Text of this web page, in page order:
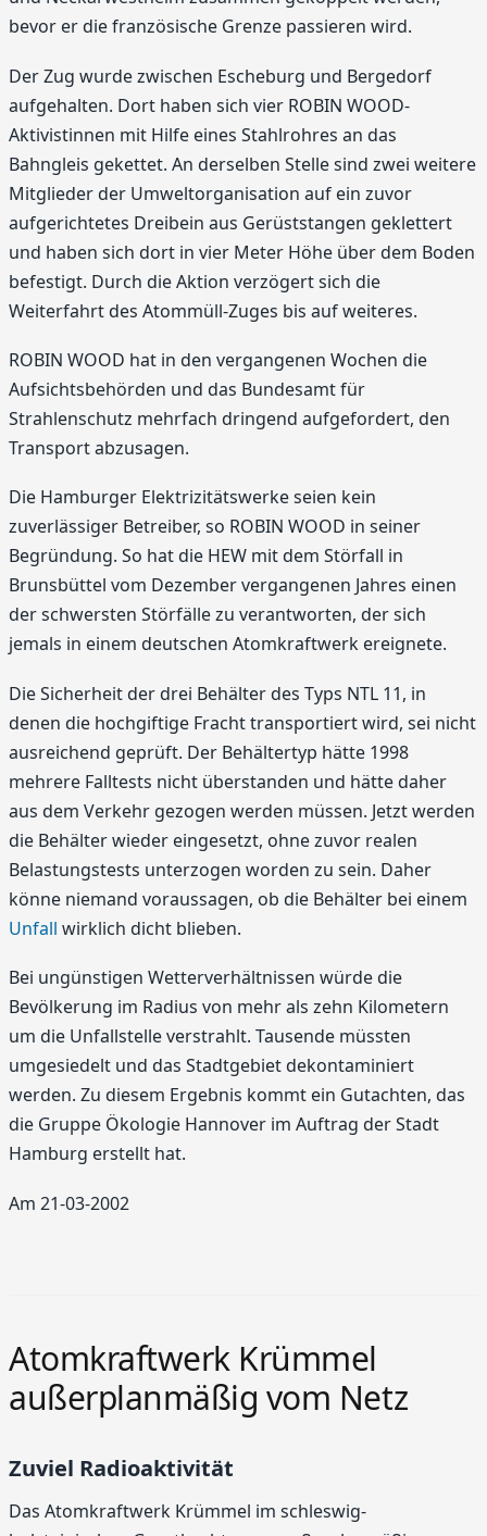
bevor er die französische Grenze passieren wird.
Der Zug wurde zwischen Escheburg und Bergedorf
aufgehalten. Dort haben sich vier ROBIN WOOD-
Aktivistinnen mit Hilfe eines Stahlrohres an das
Bahngleis gekettet. An derselben Stelle sind zwei weitere
Mitglieder der Umweltorganisation auf ein zuvor
aufgerichtetes Dreibein aus Gerüststangen geklettert
und haben sich dort in vier Meter Höhe über dem Boden
befestigt. Durch die Aktion verzögert sich die
Weiterfahrt des Atommüll-Zuges bis auf weiteres.
ROBIN WOOD hat in den vergangenen Wochen die
Aufsichtsbehörden und das Bundesamt für
Strahlenschutz mehrfach dringend aufgefordert, den
Transport abzusagen.
Die Hamburger Elektrizitätswerke seien kein
zuverlässiger Betreiber, so ROBIN WOOD in seiner
Begründung. So hat die HEW mit dem Störfall in
Brunsbüttel vom Dezember vergangenen Jahres einen
der schwersten Störfälle zu verantworten, der sich
jemals in einem deutschen Atomkraftwerk ereignete.
Die Sicherheit der drei Behälter des Typs NTL 11, in
denen die hochgiftige Fracht transportiert wird, sei nicht
ausreichend geprüft. Der Behältertyp hätte 1998
mehrere Falltests nicht überstanden und hätte daher
aus dem Verkehr gezogen werden müssen. Jetzt werden
die Behälter wieder eingesetzt, ohne zuvor realen
Belastungstests unterzogen worden zu sein. Daher
könne niemand voraussagen, ob die Behälter bei einem
Unfall wirklich dicht blieben.
Bei ungünstigen Wetterverhältnissen würde die
Bevölkerung im Radius von mehr als zehn Kilometern
um die Unfallstelle verstrahlt. Tausende müssten
umgesiedelt und das Stadtgebiet dekontaminiert
werden. Zu diesem Ergebnis kommt ein Gutachten, das
die Gruppe Ökologie Hannover im Auftrag der Stadt
Hamburg erstellt hat.
Am 21-03-2002
Atomkraftwerk Krümmel
außerplanmäßig vom Netz
Zuviel Radioaktivität
Das Atomkraftwerk Krümmel im schleswig-